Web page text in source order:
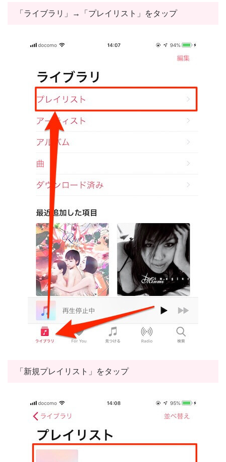
「ライブラリ」→「プレイリスト」をタップ
「新規プレイリスト」をタップ